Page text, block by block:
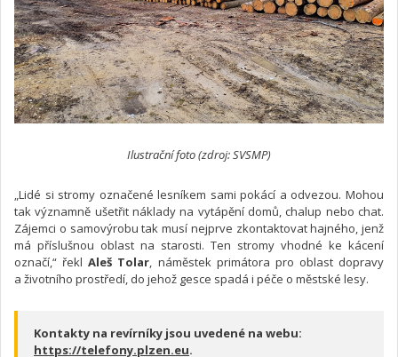
Ilustrační foto (zdroj: SVSMP)
„Lidé si stromy označené lesníkem sami pokácí a odvezou. Mohou
tak významně ušetřit náklady na vytápění domů, chalup nebo chat.
Zájemci o samovýrobu tak musí nejprve zkontaktovat hajného, jenž
má příslušnou oblast na starosti. Ten stromy vhodné ke kácení
označí,“ řeklAleš Tolar, náměstek primátora pro oblast dopravy
a životního prostředí, do jehož gesce spadá i péče o městské lesy.
Kontakty na revírníky jsou uvedené na webu:
https://telefony.plzen.eu.